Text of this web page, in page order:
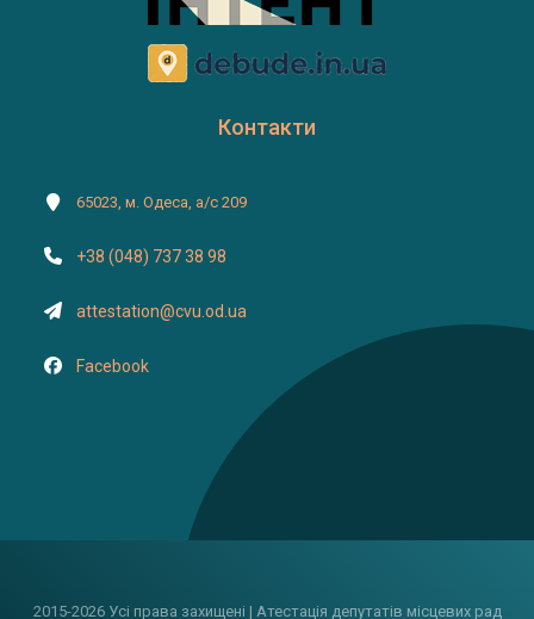
Контакти
65023, м. Одеса, а/с 209
+38 (048) 737 38 98
attestation@cvu.od.ua
Facebook
2015-2026 Усі права захищені | Атестація депутатів місцевих рад